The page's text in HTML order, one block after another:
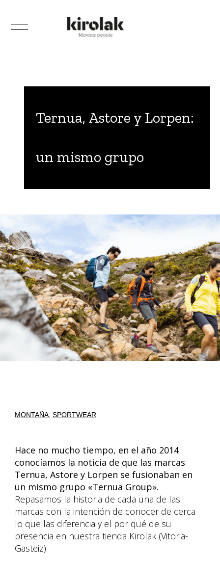
Ternua, Astore y Lorpen:
un mismo grupo
MONTAÑA SPORTWEAR
Hace no mucho tiempo, en el año 2014
conocíamos la noticia de que las marcas
Ternua, Astore y Lorpen se fusionaban en
un mismo grupo «Ternua Group».
Repasamos la historia de cada una de las
marcas con la intención de conocer de cerca
lo que las diferencia y el por qué de su
presencia en nuestra tienda Kirolak (Vitoria-
Gasteiz).